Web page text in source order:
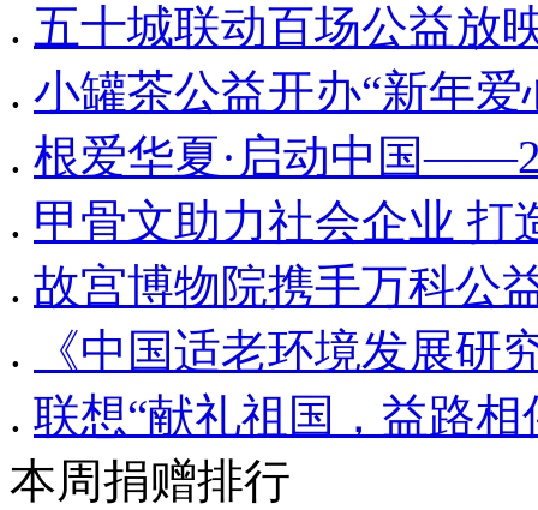
. 五十城联动百场公益放
. 小罐茶公益开办“新年
. 根爱华夏·启动中国
. 甲骨文助力社会企业 打
. 故宫博物院携手万科公
.
《中国适老环境发展研
. 联想“献礼祖国，益路
本周捐赠排行